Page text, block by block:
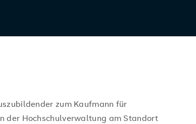
zum Kaufmann für
der Hochschulverwaltung am Standort